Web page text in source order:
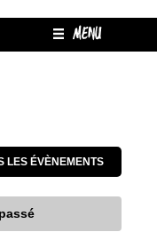
MENU
LES ÉVÈNEMENTS